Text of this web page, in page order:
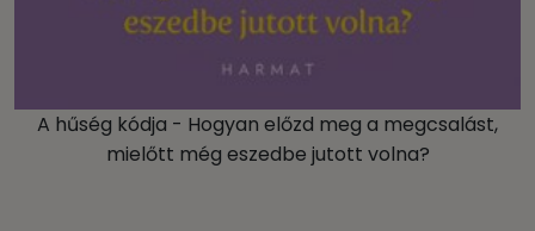
A hűség kódja - Hogyan előzd meg a megcsalást,
mielőtt még eszedbe jutott volna?